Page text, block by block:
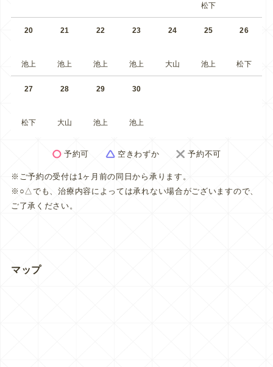
松下
20
池上
21
池上
22
池上
23
池上
24
大山
25
池上
26
松下
27
松下
28
大山
29
池上
30
池上
予約可 空きわずか 予約不可
※ご予約の受付は1ヶ月前の同日から承ります。
※○△でも、治療内容によっては承れない場合がございますので、
ご了承ください。
マップ